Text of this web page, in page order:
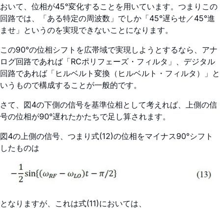
おいて、位相が45°変化することを用いています。つまりこの
回路では、「ある特定の周波数」でしか「45°遅らせ／45°進
ませ」というのを実現できないことになります。
この90°の位相シフトを広帯域で実現しようとするなら、アナ
ログ回路であれば「RCポリフェーズ・フィルタ」、デジタル
回路であれば「ヒルベルト変換（ヒルベルト・フィルタ）」と
いうもので構成することが一般的です。
さて、図4の下側の信号を基準位相として考えれば、上側の信
号の位相が90°遅れたかたちで足し算されます。
図4の上側の信号、つまり式(12)の位相をマイナス90°シフト
したものは
となりますが、これは式(11)においては、